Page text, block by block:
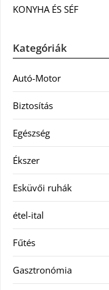
KONYHA ÉS SÉF
Kategóriák
Autó-Motor
Biztosítás
Egészség
Ékszer
Esküvői ruhák
étel-ital
Fűtés
Gasztronómia